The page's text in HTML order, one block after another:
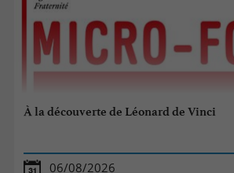
À la découverte de Léonard de Vinci
06/08/2026